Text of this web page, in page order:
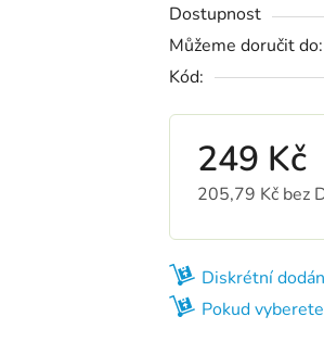
Dostupnost
Můžeme doručit do:
Kód:
249 Kč
205,79 Kč bez
Diskrétní
Pokud